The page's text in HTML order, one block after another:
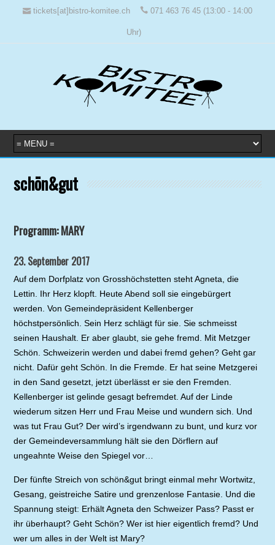
tickets[at]bistro-komitee.ch 071 463 76 45 (13:00 - 14:00
Uhr)
schön&gut
Programm: MARY
23. September 2017
Auf dem Dorfplatz von Grosshöchstetten steht Agneta, die
Lettin. Ihr Herz klopft. Heute Abend soll sie eingebürgert
werden. Von Gemeindepräsident Kellenberger
höchstpersönlich. Sein Herz schlägt für sie. Sie schmeisst
seinen Haushalt. Er aber glaubt, sie gehe fremd. Mit Metzger
Schön. Schweizerin werden und dabei fremd gehen? Geht gar
nicht. Dafür geht Schön. In die Fremde. Er hat seine Metzgerei
in den Sand gesetzt, jetzt überlässt er sie den Fremden.
Kellenberger ist gelinde gesagt befremdet. Auf der Linde
wiederum sitzen Herr und Frau Meise und wundern sich. Und
was tut Frau Gut? Der wird’s irgendwann zu bunt, und kurz vor
der Gemeindeversammlung hält sie den Dörflern auf
ungeahnte Weise den Spiegel vor…
Der fünfte Streich von schön&gut bringt einmal mehr Wortwitz,
Gesang, geistreiche Satire und grenzenlose Fantasie. Und die
Spannung steigt: Erhält Agneta den Schweizer Pass? Passt er
ihr überhaupt? Geht Schön? Wer ist hier eigentlich fremd? Und
wer um alles in der Welt ist Mary?